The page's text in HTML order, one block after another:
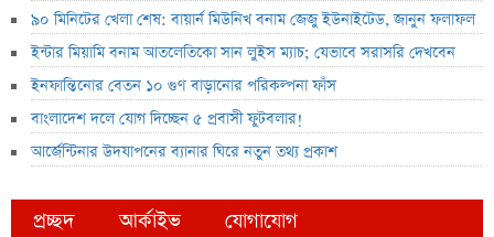
৯০ মিনিটের খেলা শেষ: বায়ার্ন মিউনিখ বনাম জেজু ইউনাইটেড, জানুন ফলাফল
ইন্টার মিয়ামি বনাম আতলেতিকো সান লুইস ম্যাচ; যেভাবে সরাসরি দেখবেন
ইনফান্তিনোর বেতন ১০ গুণ বাড়ানোর পরিকল্পনা ফাঁস
বাংলাদেশ দলে যোগ দিচ্ছেন ৫ প্রবাসী ফুটবলার!
আর্জেন্টিনার উদযাপনের ব্যানার ঘিরে নতুন তথ্য প্রকাশ
প্রচ্ছদ আর্কাইভ যোগাযোগ